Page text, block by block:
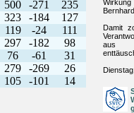
500 -271
235
323 -184
127
119 -24
111
297 -182
98
76 -61
31
279 -269
26
105 -101 14
Damit
aus